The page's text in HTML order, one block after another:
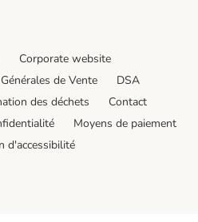
Corporate website
de Vente
DSA
des déchets
Contact
Moyens de paiement
d'accessibilité